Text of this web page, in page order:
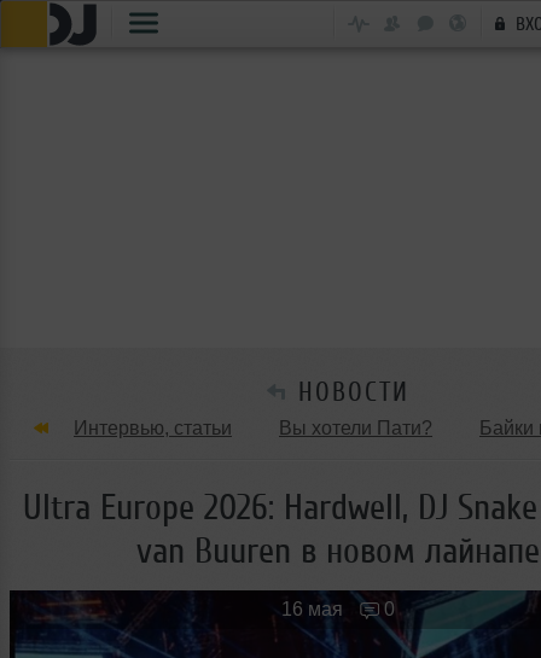
НОВОСТИ
Интервью, статьи Вы хотели Пати? Байки
Танцевальные стили Обзоры Вечеринок и
Новые лица Мужчина & Женщина
Ultra Europe 2026: Hardwell, DJ
van Buuren в новом лайнапе
16 мая 0